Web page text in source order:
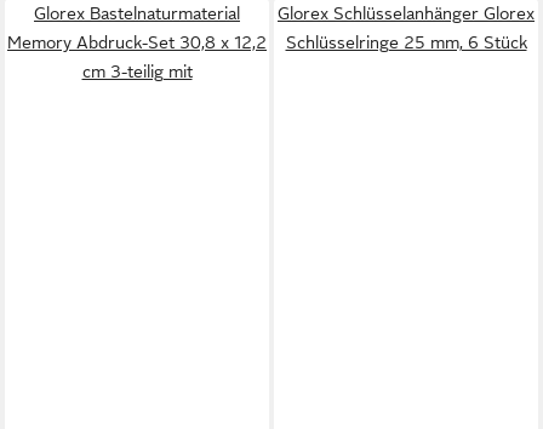
Glorex Bastelnaturmaterial
Memory Abdruck-Set 30,8 x 12,2
cm 3-teilig mit
Glorex Schlüsselanhänger Glorex
Schlüsselringe 25 mm, 6 Stück